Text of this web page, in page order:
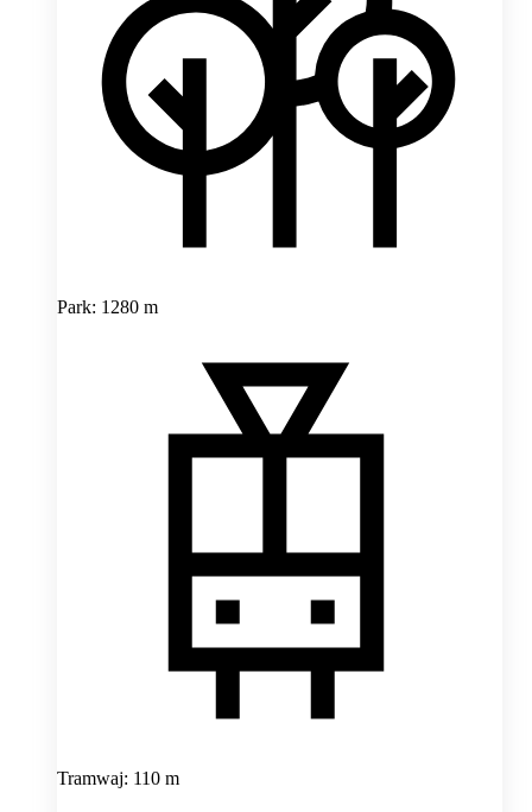
Park: 1280 m
Tramwaj: 110 m